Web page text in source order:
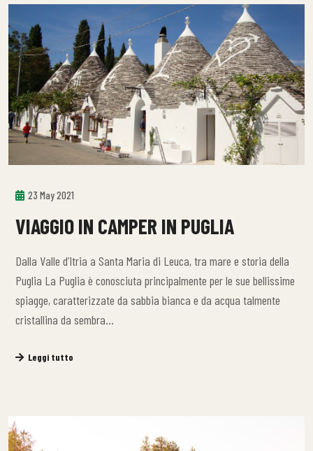
23 May 2021
VIAGGIO IN CAMPER IN PUGLIA
Dalla Valle d’Itria a Santa Maria di Leuca, tra mare e storia della
Puglia La Puglia è conosciuta principalmente per le sue bellissime
spiagge, caratterizzate da sabbia bianca e da acqua talmente
cristallina da sembra…
Leggi tutto